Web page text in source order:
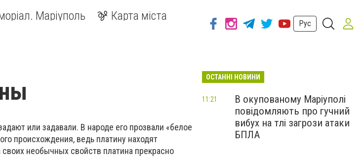
Маріуполь Карта міста
Рус
или задавали. В народе его прозвали «белое
происхождения, ведь платину находят
необычных свойств платина прекрасно
ОСТАННІ НОВИНИ
В окупованому Маріуполі
повідомляють про гучний
вибух на тлі загрози атаки
БПЛА
11:21